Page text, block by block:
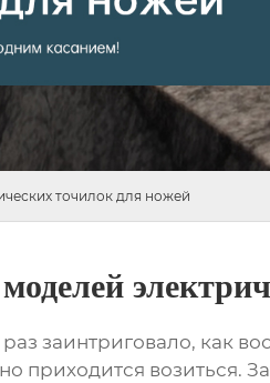
точилок для ножей
заинтриговало, как
приходится возиться.